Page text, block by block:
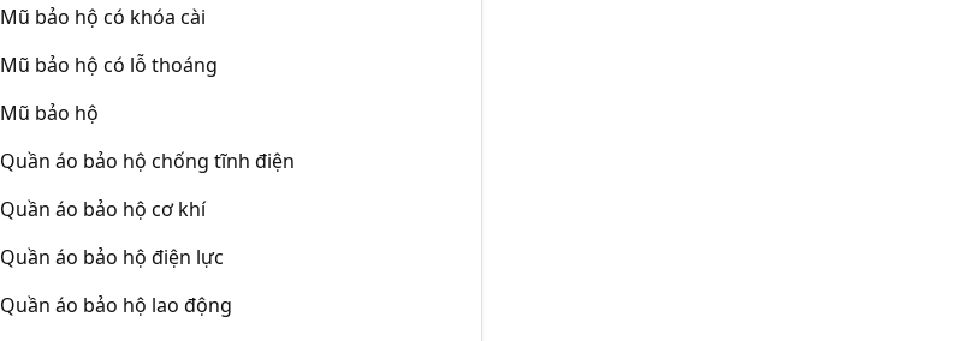
Mũ bảo hộ có khóa cài
Mũ bảo hộ có lỗ thoáng
Mũ bảo hộ
Quần áo bảo hộ chống tĩnh điện
Quần áo bảo hộ cơ khí
Quần áo bảo hộ điện lực
Quần áo bảo hộ lao động